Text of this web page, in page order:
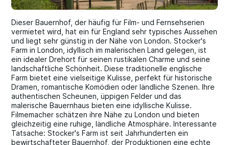
Dieser Bauernhof, der häufig für Film- und Fernsehserien
vermietet wird, hat ein für England sehr typisches Aussehen
und liegt sehr günstig in der Nähe von London. Stocker's
Farm in London, idyllisch im malerischen Land gelegen, ist
ein idealer Drehort für seinen rustikalen Charme und seine
landschaftliche Schönheit. Diese traditionelle englische
Farm bietet eine vielseitige Kulisse, perfekt für historische
Dramen, romantische Komödien oder ländliche Szenen. Ihre
authentischen Scheunen, üppigen Felder und das
malerische Bauernhaus bieten eine idyllische Kulisse.
Filmemacher schätzen ihre Nähe zu London und bieten
gleichzeitig eine ruhige, ländliche Atmosphäre. Interessante
Tatsache: Stocker's Farm ist seit Jahrhunderten ein
bewirtschafteter Bauernhof, der Produktionen eine echte